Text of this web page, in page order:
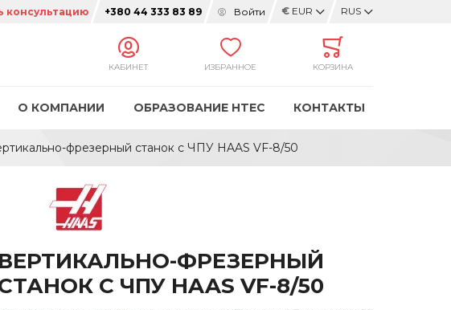
консультацию +380 44 333 83 89 Войти € EUR RUS
КАБИНЕТ ИЗБРАННОЕ КОРЗИНА
О КОМПАНИИ ОБРАЗОВАНИЕ HTEC КОНТАКТЫ
фрезерный станок с ЧПУ HAAS VF-8/50
ВЕРТИКАЛЬНО-ФРЕЗЕРНЫЙ
С ЧПУ HAAS VF-8/50